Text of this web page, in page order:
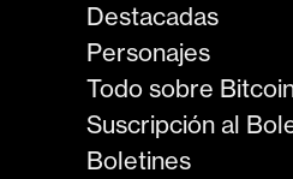
Destacadas
Personajes
Todo sobre
Suscripción al
Boletines